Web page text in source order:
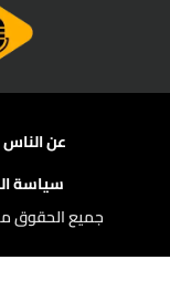
عن الناس
سياسة
جميع الحقوق